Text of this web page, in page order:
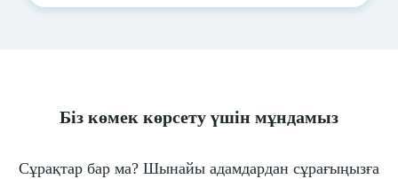
Біз көмек көрсету үшін мұндамыз
Сұрақтар бар ма? Шынайы адамдардан сұрағыңызға